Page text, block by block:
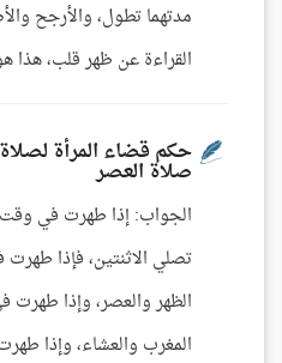
مدتهما تطول، والأرجح
القراءة عن ظهر قلب، هذا
حكم قضاء المرأة
صلاة العصر
الجواب: إذا طهرت في وقت
تصلي الاثنتين، فإذا
الظهر والعصر، وإذا
المغرب والعشاء، وإذا